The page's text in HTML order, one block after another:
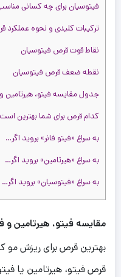
فیتوسیان برای چه کسانی
ترکیبات کلیدی و نحوه عملکرد
نقاط قوت قرص فیتوسیان
نقطه ضعف قرص فیتوسیان
جدول مقایسه فیتو، هیرتامین
کدام قرص برای شما بهترین
به سراغ «فیتو فانر» بروید اگر…
به سراغ «هیرتامین» بروید اگر…
به سراغ «فیتوسیان» بروید اگر…
مقایسه فیتو، هیرتامینو ف
بهترین قرص برای ریزش مو
قرص فیتو، هیرتامین یا